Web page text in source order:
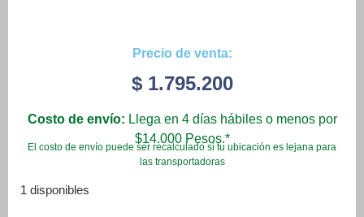
Precio de venta:
$1.795.200
Costo de envío: Llega en 4 días hábiles o menos por
$14.000 Pesos.*
El costo de envío puede ser recalculado si tu ubicación es lejana para
las transportadoras
1 disponibles